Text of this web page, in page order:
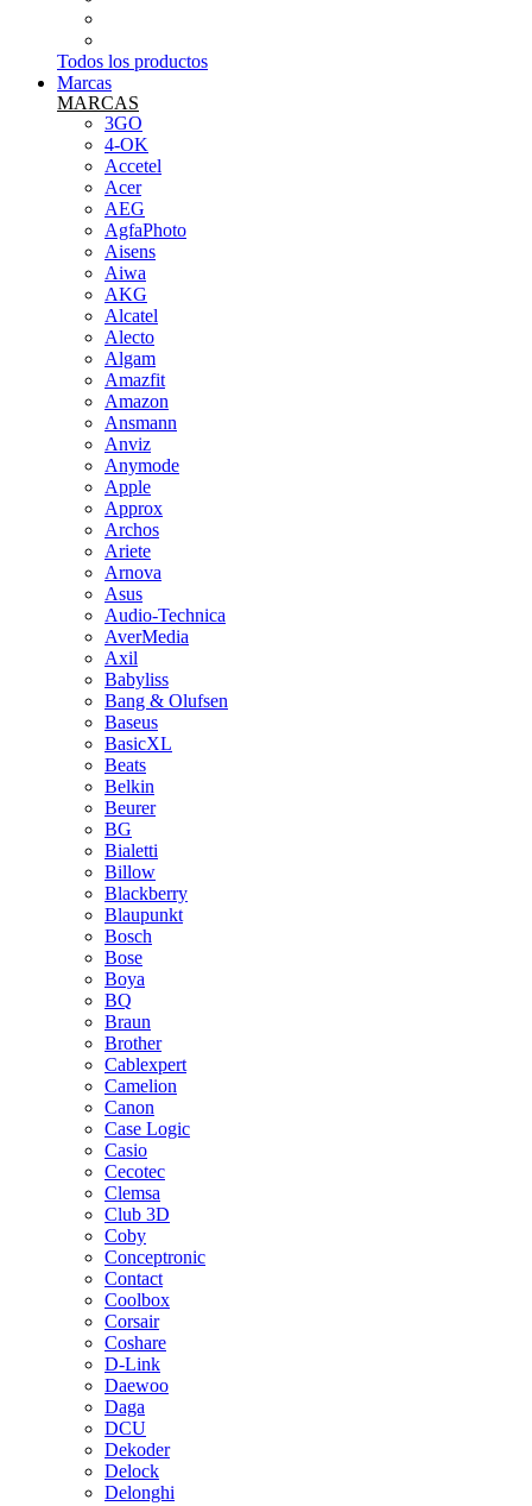
Todos los productos
Marcas
MARCAS
3GO
4-OK
Accetel
Acer
AEG
AgfaPhoto
Aisens
Aiwa
AKG
Alcatel
Alecto
Algam
Amazfit
Amazon
Ansmann
Anviz
Anymode
Apple
Approx
Archos
Ariete
Arnova
Asus
Audio-Technica
AverMedia
Axil
Babyliss
Bang & Olufsen
Baseus
BasicXL
Beats
Belkin
Beurer
BG
Bialetti
Billow
Blackberry
Blaupunkt
Bosch
Bose
Boya
BQ
Braun
Brother
Cablexpert
Camelion
Canon
Case Logic
Casio
Cecotec
Clemsa
Club 3D
Coby
Conceptronic
Contact
Coolbox
Corsair
Coshare
D-Link
Daewoo
Daga
DCU
Dekoder
Delock
Delonghi